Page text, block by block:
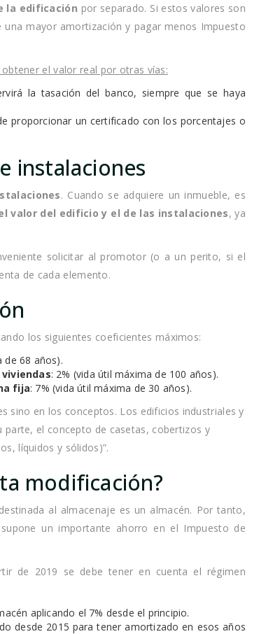
la edificación por separado. Si estos valores son
mayor amortización y pagar menos Impuesto
el valor real por otras vías:
la tasación del banco, siempre que se haya
proporcionar un certificado con los porcentajes o
instalaciones
. Cuando se adquiere un inmueble, es
valor del edificio y el de las instalaciones, ya
solicitar al promotor (o a un perito, si el
de cada elemento.
los siguientes coeficientes máximos:
de 68 años).
: 2% (vida útil máxima de 100 años).
fija: 7% (vida útil máxima de 30 años).
sino en los conceptos. Los edificios industriales y
parte, el concepto de casetas, cobertizos y
líquidos y sólidos)”.
modificación?
al almacenaje es un almacén. Por tanto,
un importante ahorro en el Impuesto de
de 2019 se debe tener en cuenta el régimen
aplicando el 7% desde el principio.
desde 2015 para tener amortizado en esos años